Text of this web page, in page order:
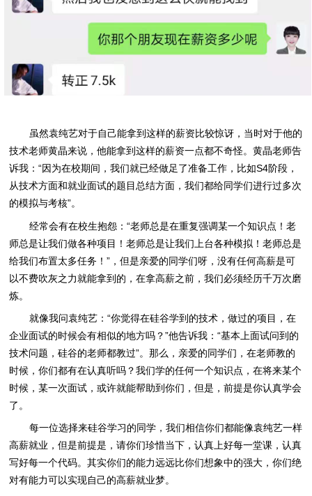
虽然袁纯艺对于自己能拿到这样的薪资比较惊讶，当时对于他的
技术老师黄晶来说，他能拿到这样的薪资一点都不奇怪。黄晶老师告
诉我：“因为在校期间，我们就已经做足了准备工作，比如S4阶段，
从技术方面和就业面试的题目总结方面，我们都给同学们进行过多次
的模拟与考核”。
经常会有在校生抱怨：“老师总是在重复强调某一个知识点！老
师总是让我们做各种项目！老师总是让我们上台各种模拟！老师总是
给我们布置太多任务！”，但是亲爱的同学们呀，没有任何高薪是可
以不费吹灰之力就能拿到的，在拿高薪之前，我们必须经历千万次磨
炼。
就像我问袁纯艺：“你觉得在硅谷学到的技术，做过的项目，在
企业面试的时候会有相似的地方吗？”他告诉我：“基本上面试问到的
技术问题，硅谷的老师都教过”。那么，亲爱的同学们，在老师教的
时候，你们都有在认真听吗？我们学的任何一个知识点，在将来某个
时候，某一次面试，或许就能帮助到你们，但是，前提是你认真学会
了。
每一位选择来硅谷学习的同学，我们相信你们都能像袁纯艺一样
高薪就业，但是前提是，请你们珍惜当下，认真上好每一堂课，认真
写好每一个代码。其实你们的能力远远比你们想象中的强大，你们绝
对有能力可以实现自己的高薪就业梦。